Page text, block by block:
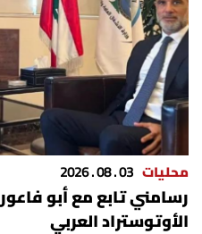
محليات 03 . 08 . 2026
رسامني تابع مع أبو
الأوتوستراد العربي